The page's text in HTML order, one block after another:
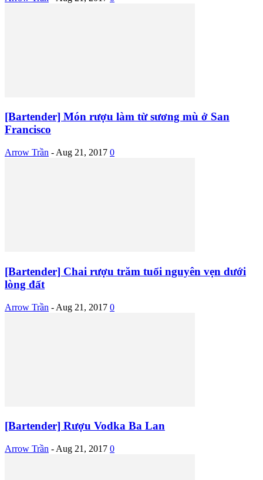
[Bartender] Món rượu làm từ sương mù ở San
Francisco
Arrow Trần - Aug 21, 2017 0
[Bartender] Chai rượu trăm tuổi nguyên vẹn dưới
lòng đất
Arrow Trần - Aug 21, 2017 0
[Bartender] Rượu Vodka Ba Lan
Arrow Trần - Aug 21, 2017 0